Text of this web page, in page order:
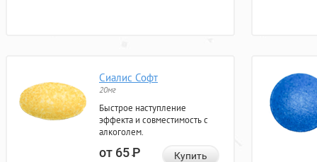
Сиалис Софт
20мг
Быстрое наступление
эффекта и совместимость с
алкоголем.
от 65Р Купить